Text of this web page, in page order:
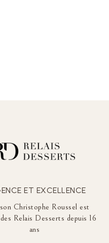
ET EXCELLENCE
Christophe Roussel est
Relais Desserts depuis 16
ans